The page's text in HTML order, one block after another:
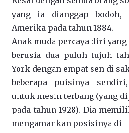
yang ia dianggap bodoh,
Amerika pada tahun 1884.
Anak muda percaya diri yang
berusia dua puluh tujuh
York dengan empat sen di
beberapa puisinya
untuk mesin terbang (yang
pada tahun 1928). Dia
mengamankan posisinya di